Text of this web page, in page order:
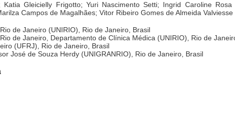
Gleicielly Frigotto; Yuri Nascimento Setti; Ingrid Caroline
Campos de Magalhães; Vitor Ribeiro Gomes de Almeida Valviesse
de Janeiro (UNIRIO), Rio de Janeiro, Brasil
de Janeiro, Departamento de Clínica Médica (UNIRIO), Rio de
(UFRJ), Rio de Janeiro, Brasil
José de Souza Herdy (UNIGRANRIO), Rio de Janeiro, Brasil